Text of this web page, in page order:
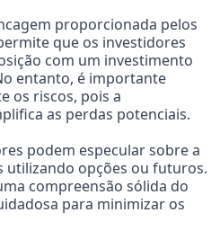
proporcionada pelos
que os investidores
com um investimento
entanto, é importante
os riscos, pois a
as perdas potenciais.
podem especular sobre a
utilizando opções ou futuros.
compreensão sólida do
para minimizar os